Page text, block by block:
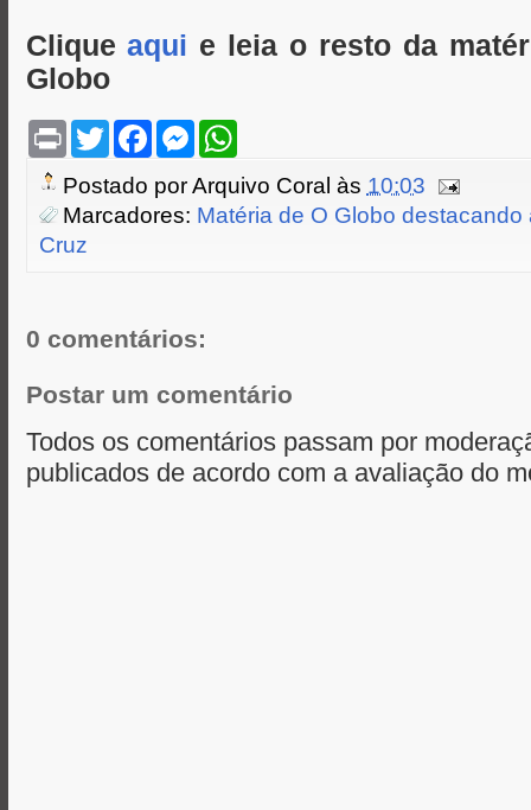
Cliqueaqui e leia o resto da
Globo
P
n
t
T
w
t
e
F
e
o
M
s
e
n
W
t
s
A
Postado porArquivo Coral às 10:03
Marcadores: Matéria de O Globo destacando
Cruz
0 comentários:
Postar um comentário
Todos os comentários passam por
publicados de acordo com a avaliação do